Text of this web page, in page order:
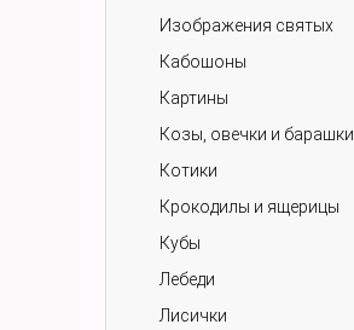
Изображения святых
Кабошоны
Картины
Козы, овечки и барашки
Котики
Крокодилы и ящерицы
Кубы
Лебеди
Лисички